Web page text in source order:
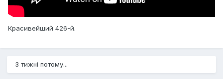
Красивейший 426-й.
3 тижні потому...